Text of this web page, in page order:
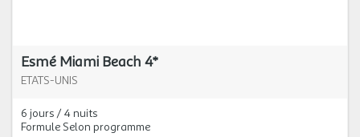
Esmé Miami Beach 4*
ETATS-UNIS
6 jours / 4 nuits
Formule Selon programme